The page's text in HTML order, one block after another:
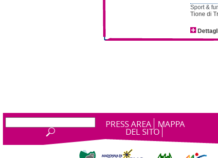
Sport &
Tione di
PRESS AREA MAPPA
DEL SITO